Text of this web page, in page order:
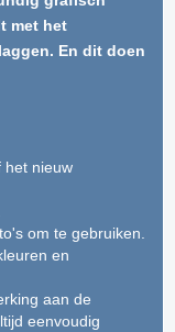
met het
En dit doen
het nieuw
om te gebruiken.
en
aan de
eenvoudig